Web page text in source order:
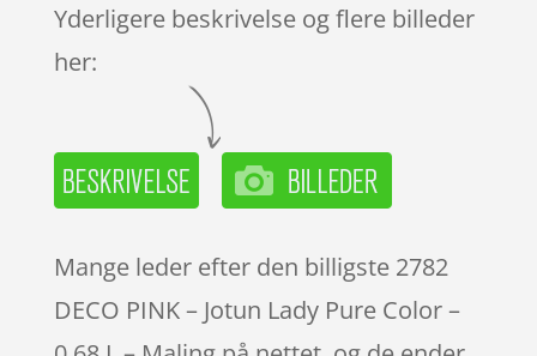
Yderligere beskrivelse og flere billeder
her:
Mange leder efter den billigste 2782
DECO PINK – Jotun Lady Pure Color –